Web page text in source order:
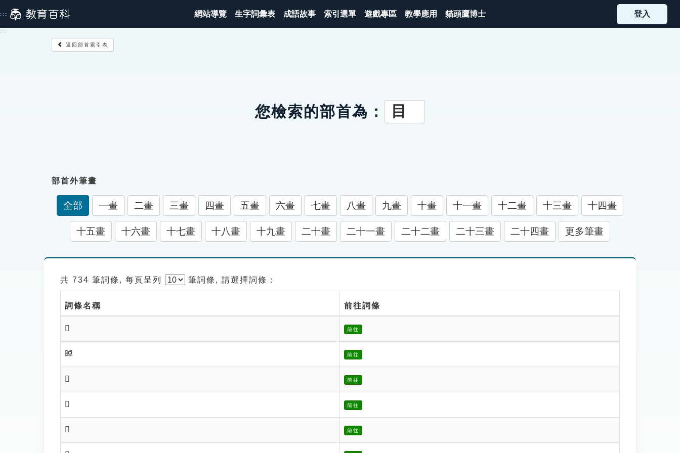
到
主
::: 網站導覽 生字詞彙表 成語故事 索引選單 遊戲專區 教學應用 貓頭鷹博士 登入
:::
返回部首索引表
您檢索的部首為： 目
部首外筆畫
全部 一畫 二畫 三畫 四畫 五畫 六畫 七畫 八畫 九畫 十畫 十一畫 十二畫 十三畫 十四畫
十五畫 十六畫 十七畫 十八畫 十九畫 二十畫 二十一畫 二十二畫 二十三畫 二十四畫 更多筆畫
共 734 筆詞條, 每頁呈列 筆詞條, 請選擇詞條：
詞條名稱 前往詞條
𥇌 前往
𥇍 前往
𥇎 前往
𥇏 前往
𥇐 前往